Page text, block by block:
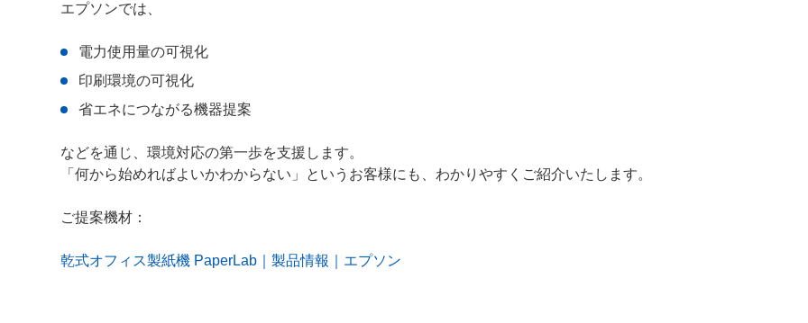
エプソンでは、
電力使用量の可視化
印刷環境の可視化
省エネにつながる機器提案
などを通じ、環境対応の第一歩を支援します。
「何から始めればよいかわからない」というお客様にも、わかりやすくご紹介いたします。
ご提案機材：
乾式オフィス製紙機 PaperLab｜製品情報｜エプソン